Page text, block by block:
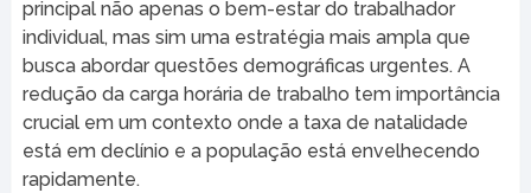
principal não apenas o bem-estar do trabalhador
individual, mas sim uma estratégia mais ampla que
busca abordar questões demográficas urgentes. A
redução da carga horária de trabalho tem importância
crucial em um contexto onde a taxa de natalidade
está em declínio e a população está envelhecendo
rapidamente.